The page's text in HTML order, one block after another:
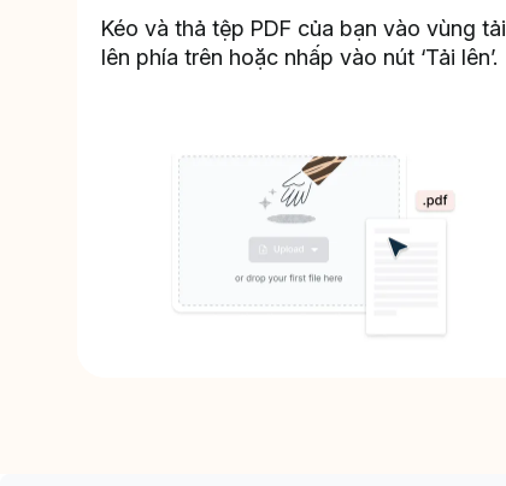
Kéo và thả tệp PDF của bạn vào vùng tải
lên phía trên hoặc nhấp vào nút ‘Tải lên’.